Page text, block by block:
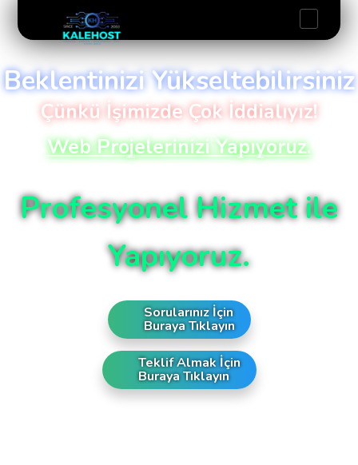
Beklentinizi Yükseltebilirsiniz
Çünkü İşimizde Çok İddialıyız!
Web Projelerinizi Yapıyoruz.
Profesyonel Hizmet ile
Yapıyoruz.
Sorularınız İçin
Buraya Tıklayın
Teklif Almak İçin
Buraya Tıklayın